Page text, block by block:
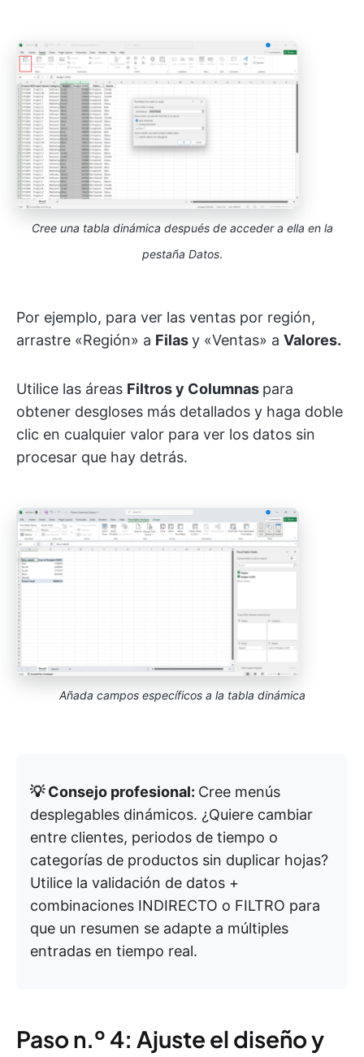
Cree una tabla dinámica después de acceder a ella en la
pestaña Datos.
Por ejemplo, para ver las ventas por región,
arrastre «Región» a Filasy «Ventas» a Valores.
Utilice las áreas Filtros y Columnas para
obtener desgloses más detallados y haga doble
clic en cualquier valor para ver los datos sin
procesar que hay detrás.
Añada campos específicos a la tabla dinámica
💡 Consejo profesional: Cree menús
desplegables dinámicos. ¿Quiere cambiar
entre clientes, periodos de tiempo o
categorías de productos sin duplicar hojas?
Utilice la validación de datos +
combinaciones INDIRECTO o FILTRO para
que un resumen se adapte a múltiples
entradas en tiempo real.
Paso n.º 4: Ajuste el diseño y